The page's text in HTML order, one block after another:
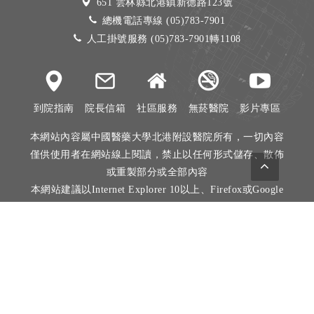
651 雲林縣北港鎮新德路123號
總機電話專線 (05)783-7901
人工掛號服務 (05)783-7901轉1108
到院指南 院長信箱 社區服務 無菸醫院 影片專區
本網站內容屬中國醫藥大學北港附設醫院所有，一切內容
僅供使用者在網站線上閱讀，禁止以任何形式儲存、散佈
或重製部分或全部內容
本網站建議以Internet Explorer 10以上、Firefox或Google